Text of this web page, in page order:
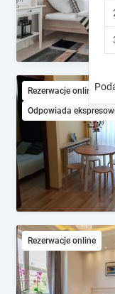
r
e
y
t
o
i
n
t
e
r
a
i
Rezerwacje online
Odpowiada
Rezerwacje online